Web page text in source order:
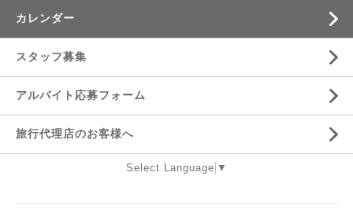
カレンダー
スタッフ募集
アルバイト応募フォーム
旅行代理店のお客様へ
Select Language ▼